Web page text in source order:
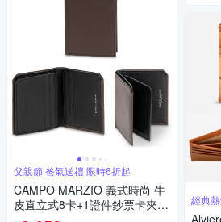
父親節 爸氣送禮 限時6折起
CAMPO MARZIO 義式時尚 牛
皮直立式8卡+1證件鈔票卡夾包
短夾-咖啡色 父親節
經典